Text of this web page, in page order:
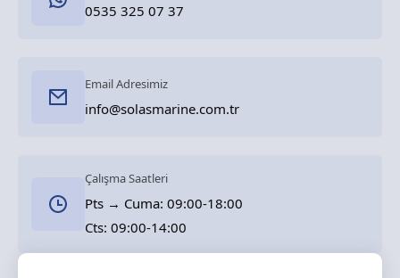
0535 325 07 37
Email Adresimiz
info@solasmarine.com.tr
Çalışma Saatleri
Pts → Cuma: 09:00-18:00
Cts: 09:00-14:00